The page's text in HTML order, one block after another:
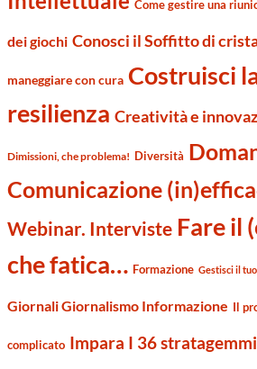
Come gestire una
dei giochi Conosci il Soffitto di
maneggiare con cura Costruisci
resilienza Creatività e
Dimissioni, che problema! Diversità
Comunicazione
Webinar. Interviste Fare il
che fatica… Formazione Gestisci il
Giornali Giornalismo Informazione Il
complicato Impara I 36 stratagemmi